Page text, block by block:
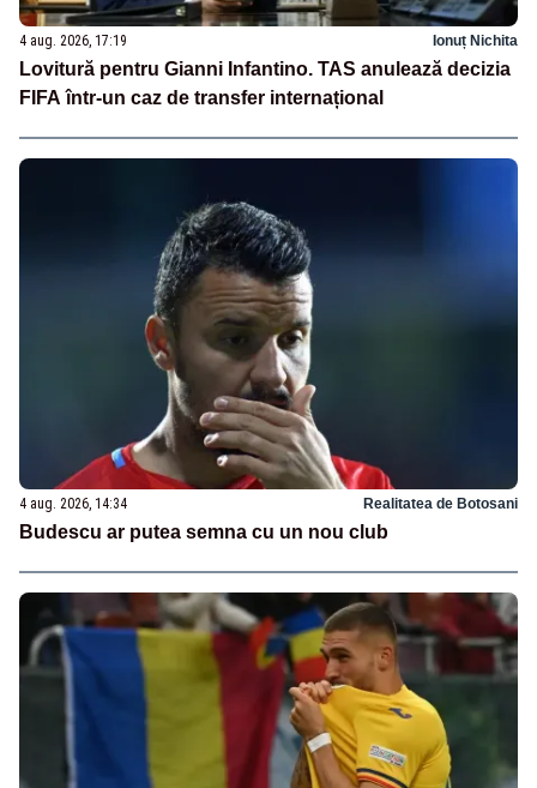
4 aug. 2026, 17:19 Ionuț Nichita
Lovitură pentru Gianni Infantino. TAS anulează decizia
FIFA într-un caz de transfer internațional
4 aug. 2026, 14:34 Realitatea de Botosani
Budescu ar putea semna cu un nou club